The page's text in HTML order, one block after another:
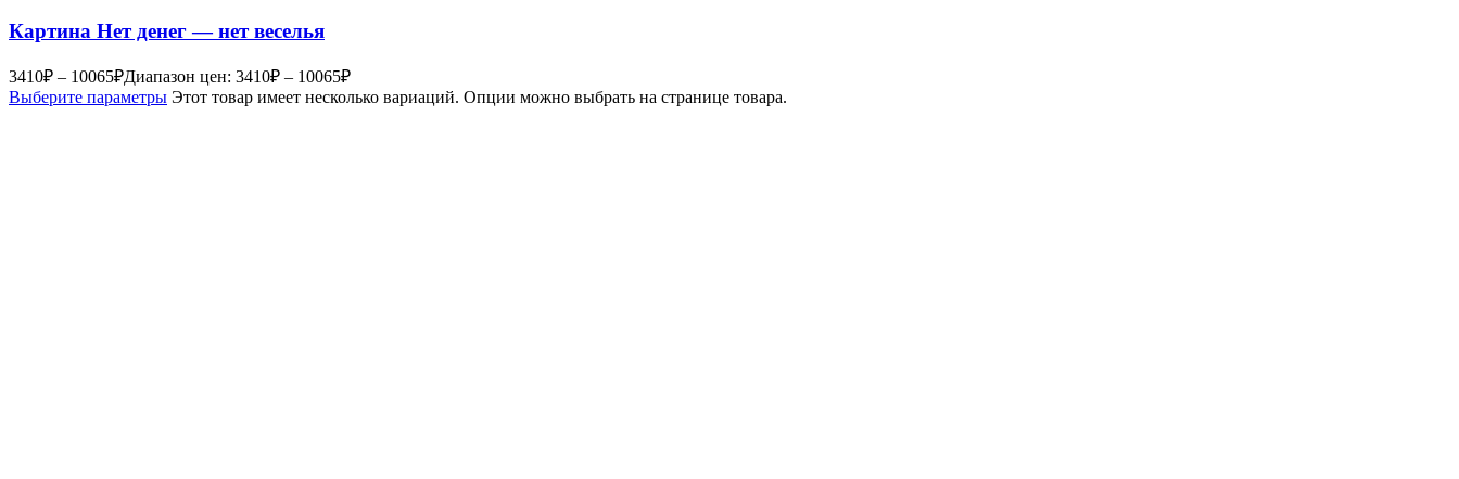
Картина Нет денег — нет веселья
3410₽ – 10065₽Диапазон цен: 3410₽ – 10065₽
Выберите параметры Этот товар имеет несколько вариаций. Опции можно выбрать на странице товара.